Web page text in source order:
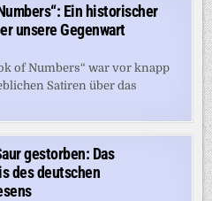
Ein historischer
unsere Gegenwart
of Numbers“ war vor knapp
Satiren über das
gestorben: Das
des deutschen